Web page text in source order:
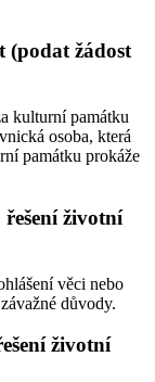
(podat žádost
kulturní památku
osoba, která
památku prokáže
životní
věci nebo
důvody.
životní